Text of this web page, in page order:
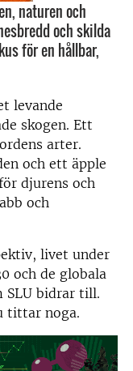
naturen och
och skilda
för en hållbar,
levande
skogen. Ett
arter.
och ett äpple
djurens och
och
livet under
och de globala
SLU bidrar till.
tittar noga.